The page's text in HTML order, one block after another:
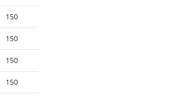
150
150
150
150